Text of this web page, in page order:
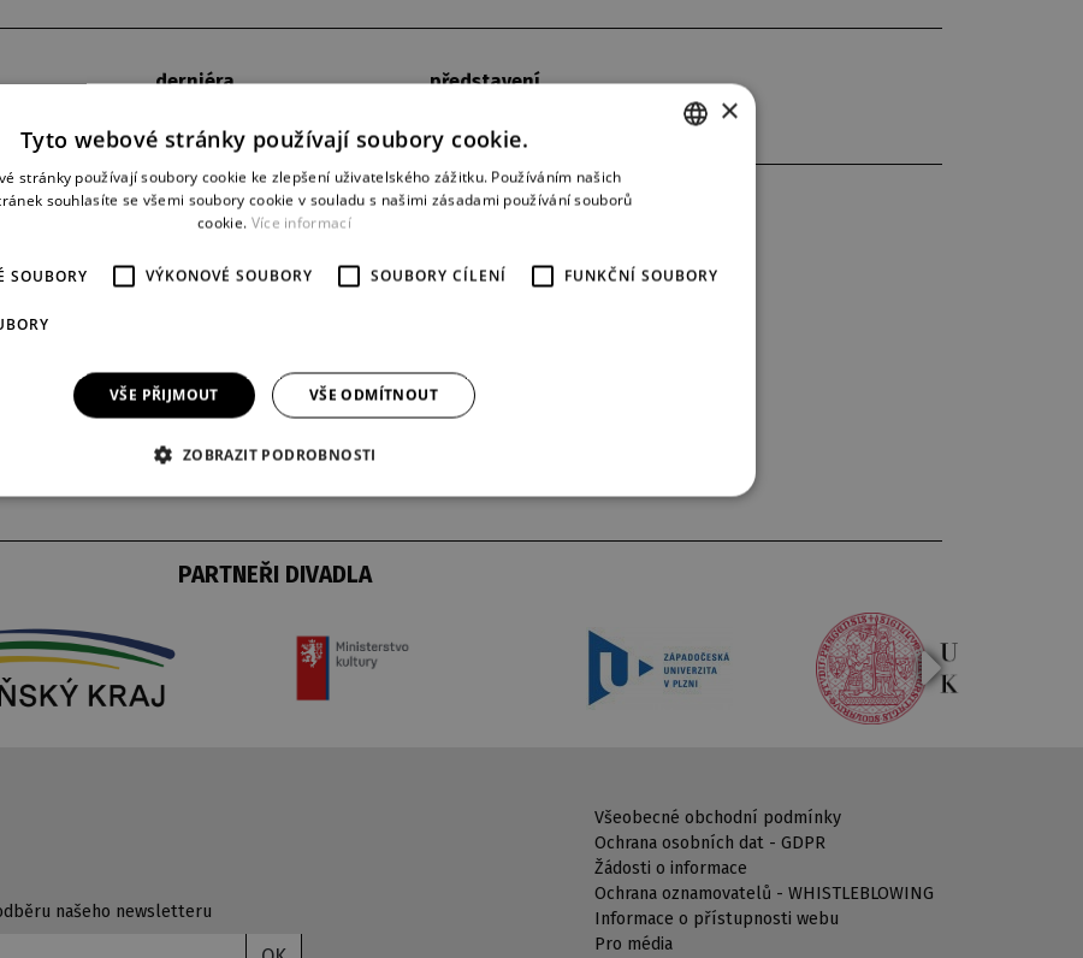
derniéra
představení
PARTNEŘI DIVADLA
našeho newsletteru
Všeobecné obchodní podmínky
Ochrana osobních dat - GDPR
Žádosti o informace
Ochrana oznamovatelů - WHISTLEBLOWING
Informace o přístupnosti webu
Pro média
×
Tyto webové stránky používají soubory cookie.
stránky používají soubory cookie ke zlepšení uživatelského zážitku. Používáním našich
souhlasíte se všemi soubory cookie v souladu s našimi zásadami používání souborů
cookie. Více informací
SOUBORY VÝKONOVÉ SOUBORY SOUBORY CÍLENÍ FUNKČNÍ SOUBORY
VŠE PŘIJMOUT VŠE ODMÍTNOUT
ZOBRAZIT PODROBNOSTI